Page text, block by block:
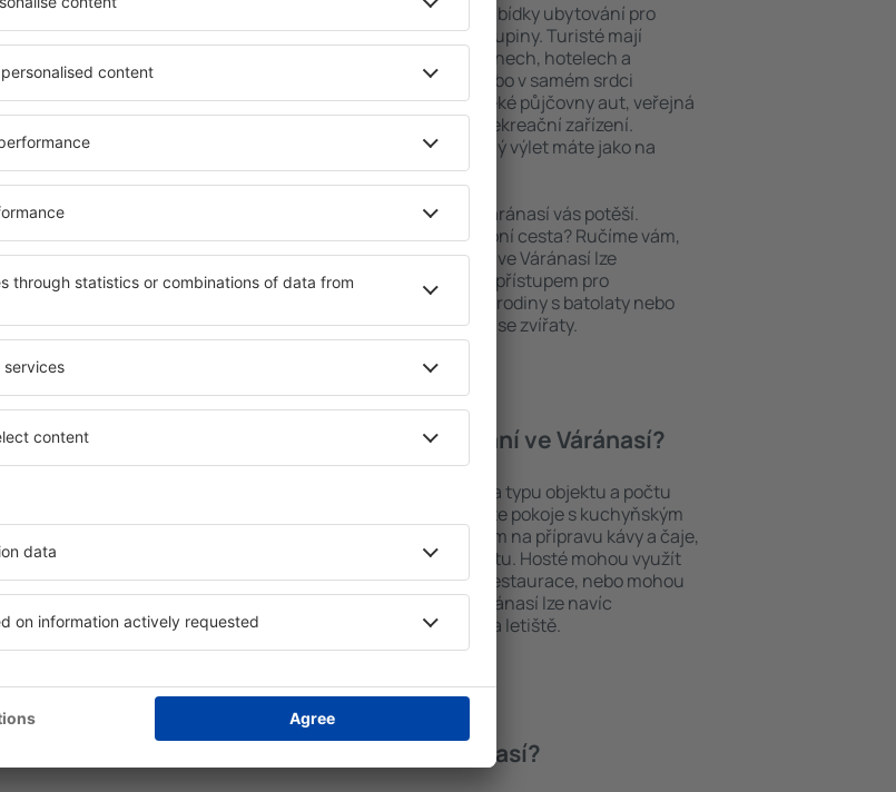
podle
komfortně
i levné
v
okresech
a dalším
můžete si být
s
nebo
Váránasí a
ve Váránasí si můžete vybrat ze široké nabídky ubytování pro
jednotlivce, páry, rodiny, seniory nebo skupiny. Turisté mají
možnost přenocovat v různých apartmánech, hotelech a
penzionech – v poklidných oblastech nebo v samém srdci
Váránasí. Mezi další výhody patří i nedaleké půjčovny aut, veřejná
doprava, četné obchody, restaurační a rekreační zařízení.
Všechno nezbytné pro nezapomenutelný výlet máte jako na
dlani!
Pokud toužíte po luxusním ubytování, Váránasí vás potěší.
Dokonalá dovolená nebo úspěšná služební cesta? Ručíme vám,
že budete nadmíru spokojeni. Ubytování ve Váránasí lze
rezervovat v zařízeních s bezbariérovým přístupem pro
handicapované osoby. Na své si přijdou i rodiny s batolaty nebo
malými dětmi a návštěvníci, kteří cestují se zvířaty.
našeho
příjezdu a
najde
zařízení, počtu
od
v
Jaké vybavení nabízí ubytování ve Váránasí?
Vybavení ubytování ve Váránasí záleží na typu objektu a počtu
hvězdiček. V dostupných místech najdete pokoje s kuchyňským
koutem, balkonem, klimatizací, přístrojem na přípravu kávy a čaje,
sadou ručníků nebo přístupem k internetu. Hosté mohou využít
bezplatné parkování, objednat si jídla z restaurace, nebo mohou
zvolit hotel s bazénem. Ubytování ve Váránasí lze navíc
rezervovat se službou přepravy z nebo na letiště.
Kolik stojí ubytování ve Váránasí?